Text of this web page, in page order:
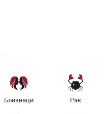
Близнаци Рак